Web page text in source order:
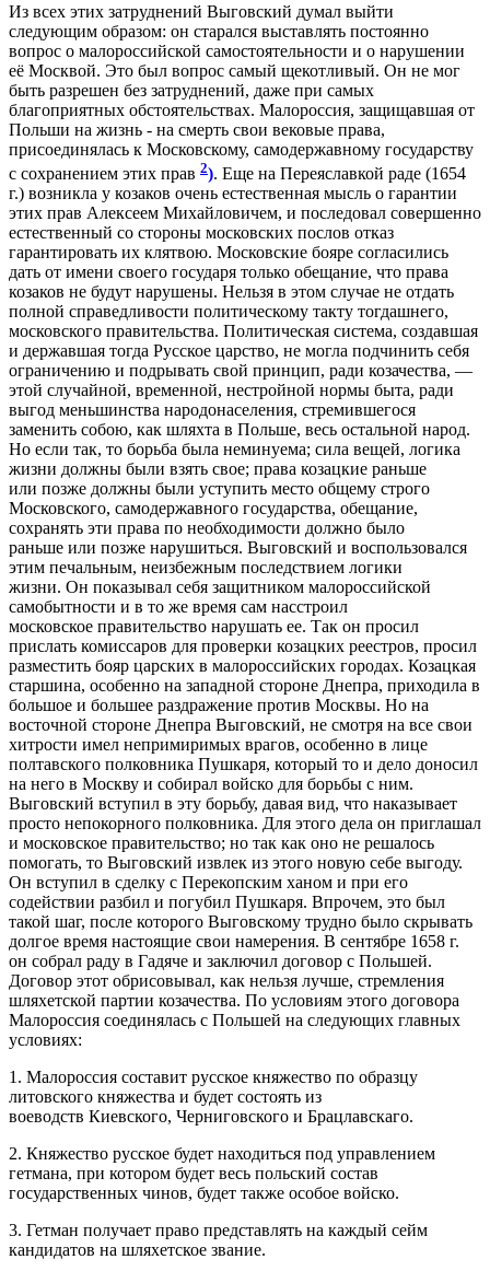
Из всех этих затруднений Выговский думал выйти
следующим образом: он старался выставлять постоянно
вопрос о малороссийской самостоятельности и о нарушении
её Москвой. Это был вопрос самый щекотливый. Он не мог
быть разрешен без затруднений, даже при самых
благоприятных обстоятельствах. Малороссия, защищавшая от
Польши на жизнь - на смерть свои вековые права,
присоединялась к Московскому, самодержавному государству
с сохранением этих прав 2). Еще на Переяславкой раде (1654
г.) возникла у козаков очень естественная мысль о гарантии
этих прав Алексеем Михайловичем, и последовал совершенно
естественный со стороны московских послов отказ
гарантировать их клятвою. Московские бояре согласились
дать от имени своего государя только обещание, что права
козаков не будут нарушены. Нельзя в этом случае не отдать
полной справедливости политическому такту тогдашнего,
московского правительства. Политическая система, создавшая
и державшая тогда Русское царство, не могла подчинить себя
ограничению и подрывать свой принцип, ради козачества, —
этой случайной, временной, нестройной нормы быта, ради
выгод меньшинства народонаселения, стремившегося
заменить собою, как шляхта в Польше, весь остальной народ.
Но если так, то борьба была неминуема; сила вещей, логика
жизни должны были взять свое; права козацкие раньше
или позже должны были уступить место общему строго
Московского, самодержавного государства, обещание,
сохранять эти права по необходимости должно было
раньше или позже нарушиться. Выговский и воспользовался
этим печальным, неизбежным последствием логики
жизни. Он показывал себя защитником малороссийской
самобытности и в то же время сам насстроил
московское правительство нарушать ее. Так он просил
прислать комиссаров для проверки козацких реестров, просил
разместить бояр царских в малороссийских городах. Козацкая
старшина, особенно на западной стороне Днепра, приходила в
большое и большее раздражение против Москвы. Но на
восточной стороне Днепра Выговский, не смотря на все свои
хитрости имел непримиримых врагов, особенно в лице
полтавского полковника Пушкаря, который то и дело доносил
на него в Москву и собирал войско для борьбы с ним.
Выговский вступил в эту борьбу, давая вид, что наказывает
просто непокорного полковника. Для этого дела он приглашал
и московское правительство; но так как оно не решалось
помогать, то Выговский извлек из этого новую себе выгоду.
Он вступил в сделку с Перекопским ханом и при его
содействии разбил и погубил Пушкаря. Впрочем, это был
такой шаг, после которого Выговскому трудно было скрывать
долгое время настоящие свои намерения. В сентябре 1658 г.
он собрал раду в Гадяче и заключил договор с Польшей.
Договор этот обрисовывал, как нельзя лучше, стремления
шляхетской партии козачества. По условиям этого договора
Малороссия соединялась с Польшей на следующих главных
условиях:
1. Малороссия составит русское княжество по образцу
литовского княжества и будет состоять из
воеводств Киевского, Черниговского и Брацлавскаго.
2. Княжество русское будет находиться под управлением
гетмана, при котором будет весь польский состав
государственных чинов, будет также особое войско.
3. Гетман получает право представлять на каждый сейм
кандидатов на шляхетское звание.